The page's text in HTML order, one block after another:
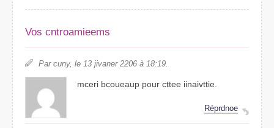
Vos cnemirtoames
Par cnuy, le 13 jivnear 2026 à 18:19.
mcrei bcueoaup pour cttee iativnitie.
Réprdnoe